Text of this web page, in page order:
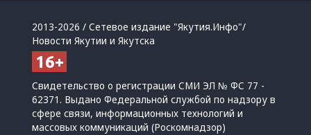
2013-2026 / Сетевое издание "Якутия.Инфо"/
Новости Якутии и Якутска
Свидетельство о регистрации СМИ ЭЛ № ФС 77 -
62371. Выдано Федеральной службой по надзору в
сфере связи, информационных технологий и
массовых коммуникаций (Роскомнадзор)